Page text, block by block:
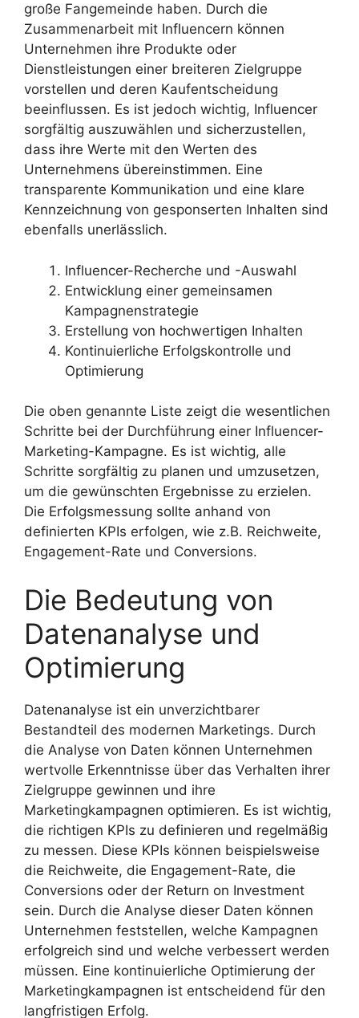
große Fangemeinde haben. Durch die
Zusammenarbeit mit Influencern können
Unternehmen ihre Produkte oder
Dienstleistungen einer breiteren Zielgruppe
vorstellen und deren Kaufentscheidung
beeinflussen. Es ist jedoch wichtig, Influencer
sorgfältig auszuwählen und sicherzustellen,
dass ihre Werte mit den Werten des
Unternehmens übereinstimmen. Eine
transparente Kommunikation und eine klare
Kennzeichnung von gesponserten Inhalten sind
ebenfalls unerlässlich.
Influencer-Recherche und -Auswahl
Entwicklung einer gemeinsamen
Kampagnenstrategie
Erstellung von hochwertigen Inhalten
Kontinuierliche Erfolgskontrolle und
Optimierung
Die oben genannte Liste zeigt die wesentlichen
Schritte bei der Durchführung einer Influencer-
Marketing-Kampagne. Es ist wichtig, alle
Schritte sorgfältig zu planen und umzusetzen,
um die gewünschten Ergebnisse zu erzielen.
Die Erfolgsmessung sollte anhand von
definierten KPIs erfolgen, wie z.B. Reichweite,
Engagement-Rate und Conversions.
Die Bedeutung von
Datenanalyse und
Optimierung
Datenanalyse ist ein unverzichtbarer
Bestandteil des modernen Marketings. Durch
die Analyse von Daten können Unternehmen
wertvolle Erkenntnisse über das Verhalten ihrer
Zielgruppe gewinnen und ihre
Marketingkampagnen optimieren. Es ist wichtig,
die richtigen KPIs zu definieren und regelmäßig
zu messen. Diese KPIs können beispielsweise
die Reichweite, die Engagement-Rate, die
Conversions oder der Return on Investment
sein. Durch die Analyse dieser Daten können
Unternehmen feststellen, welche Kampagnen
erfolgreich sind und welche verbessert werden
müssen. Eine kontinuierliche Optimierung der
Marketingkampagnen ist entscheidend für den
langfristigen Erfolg.